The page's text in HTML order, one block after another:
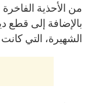
من الأحذية الفاخرة
بالإضافة إلى قطع
الشهيرة، التي